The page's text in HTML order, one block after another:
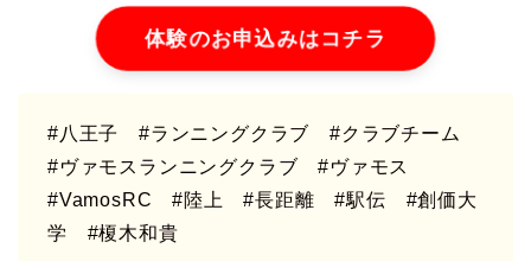
体験のお申込みはコチラ
#八王子 #ランニングクラブ#クラブチーム
#ヴァモスランニングクラブ #ヴァモス
#VamosRC#陸上 #長距離 #駅伝 #創価大
学 #榎木和貴